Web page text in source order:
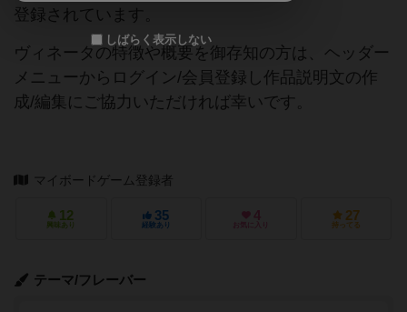
登録されています。
ヴィネータの特徴や概要を御存知の方は、ヘッダー
メニューからログイン/会員登録し作品説明文の作
成/編集にご協力いただければ幸いです。
マイボードゲーム登録者
12
興味あり
35
経験あり
4
お気に入り
27
持ってる
テーマ/フレーバー
しばらく表示しない